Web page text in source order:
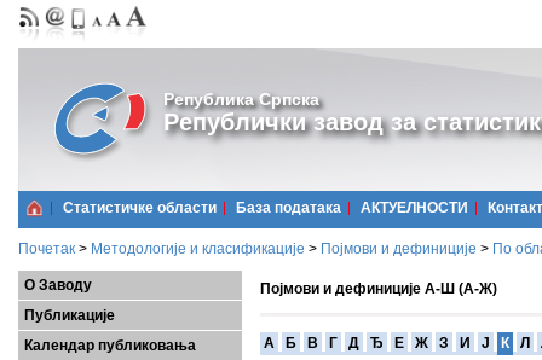
Република Српска
Републички завод за
Статистичке области Базa података АКТУЕЛНОСТИ Контакт
Почетак > Методологије и класификације > Појмови и дефиниције > По
О Заводу
Публикације
Календар публиковања
Појмови и дефиниције А-Ш (А-Ж)
A Б В Г Д Ђ Е Ж З И Ј К Л